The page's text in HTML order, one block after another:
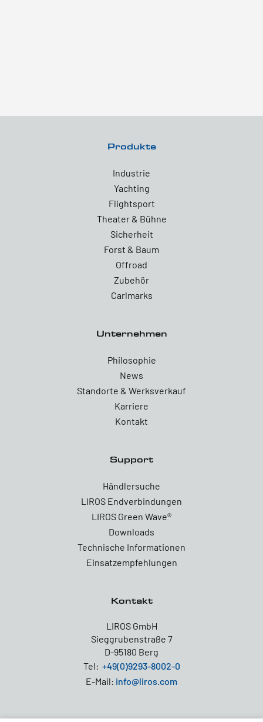
Produkte
Industrie
Yachting
Flightsport
Theater & Bühne
Sicherheit
Forst & Baum
Offroad
Zubehör
Carlmarks
Unternehmen
Philosophie
News
Standorte & Werksverkauf
Karriere
Kontakt
Support
Händlersuche
LIROS Endverbindungen
LIROS Green Wave®
Downloads
Technische Informationen
Einsatzempfehlungen
Kontakt
LIROS GmbH
Sieggrubenstraße 7
D-95180 Berg
Tel: +49(0)9293-8002-0
E-Mail: info@liros.com